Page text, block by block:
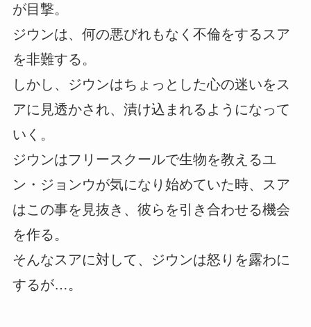
が目撃。
ジウンは、何の悪びれもなく不倫をするスア
を非難する。
しかし、ジウンはちょっとした心の迷いをス
アに見透かされ、漬け込まれるようになって
いく。
ジウンはフリースクールで生物を教えるユ
ン・ジョンウが気になり始めていた時、スア
はこの事を見抜き、彼らを引き合わせる機会
を作る。
そんなスアに対して、ジウンは怒りを露わに
するが…。